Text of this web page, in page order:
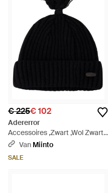
€ 225€ 102
Adererror
Accessoires ,Zwart ,Wol Zwarte
Wol Beanie Muts - Zwart
Van Miinto
SALE